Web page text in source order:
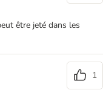
être jeté dans les
1